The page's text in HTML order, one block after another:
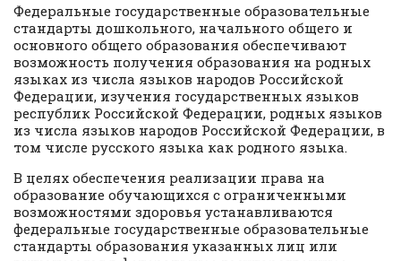
Федеральные государственные образовательные
стандарты дошкольного, начального общего и
основного общего образования обеспечивают
возможность получения образования на родных
языках из числа языков народов Российской
Федерации, изучения государственных языков
республик Российской Федерации, родных языков
из числа языков народов Российской Федерации, в
том числе русского языка как родного языка.
В целях обеспечения реализации права на
образование обучающихся с ограниченными
возможностями здоровья устанавливаются
федеральные государственные образовательные
стандарты образования указанных лиц или